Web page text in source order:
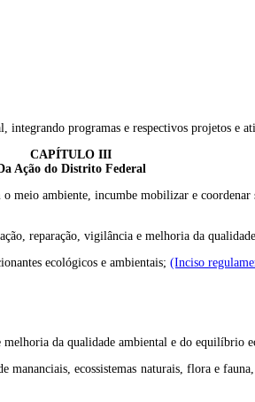
programas e respectivos projetos e
CAPÍTULO III
Ação do Distrito Federal
ambiente, incumbe mobilizar e
reparação, vigilância e melhoria da
ecológicos e ambientais; (Inciso
da qualidade ambiental e do equilíbrio
ecossistemas naturais, flora e